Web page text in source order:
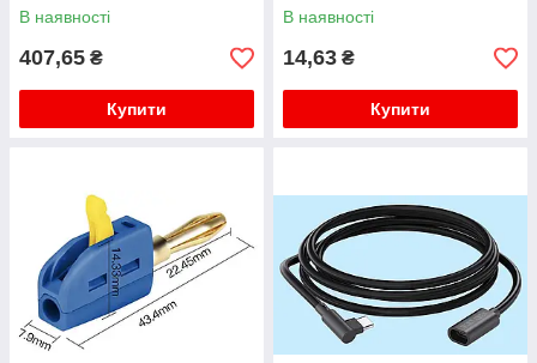
В наявності
407,65 ₴
Купити
В наявності
14,63 ₴
Купити